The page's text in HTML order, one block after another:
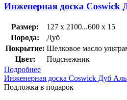
Инженерная доска Coswick
Размер:
127 x 2100...600 x 15
Порода:
Дуб
Покрытие: Шелковое масло
Цвет:
Подснежник
Подробнее
Инженерная доска Coswick Дуб
Подложка в подарок